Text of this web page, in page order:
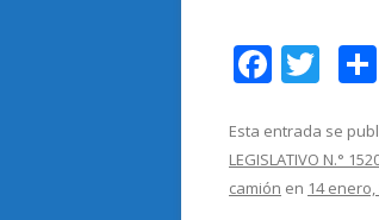
F
e
b
T
itt
er
Esta entrada se
LEGISLATIVO N.°
camión en 14 enero,